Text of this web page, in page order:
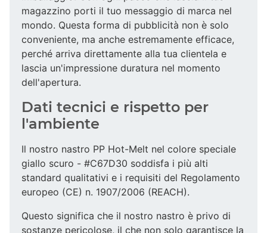
magazzino porti il tuo messaggio di marca nel
mondo. Questa forma di pubblicità non è solo
conveniente, ma anche estremamente efficace,
perché arriva direttamente alla tua clientela e
lascia un'impressione duratura nel momento
dell'apertura.
Dati tecnici e rispetto per
l'ambiente
Il nostro nastro PP Hot-Melt nel colore speciale
giallo scuro - #C67D30 soddisfa i più alti
standard qualitativi e i requisiti del Regolamento
europeo (CE) n. 1907/2006 (REACH).
Questo significa che il nostro nastro è privo di
sostanze pericolose, il che non solo garantisce la